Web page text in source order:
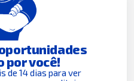
por você!
de 14 dias para ver